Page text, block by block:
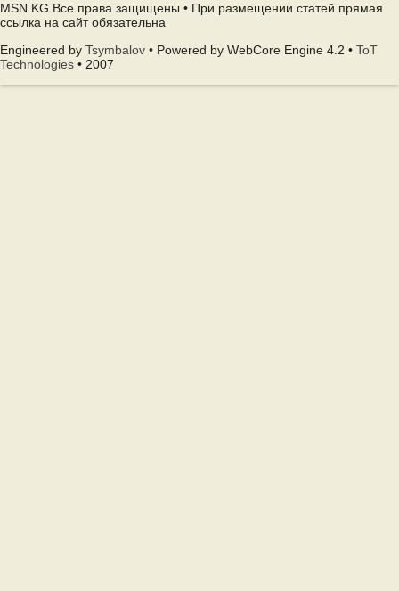
MSN.KG Все права защищены • При размещении статей прямая
ссылка на сайт обязательна
Engineered by Tsymbalov • Powered by WebCore Engine 4.2 • ToT
Technologies • 2007